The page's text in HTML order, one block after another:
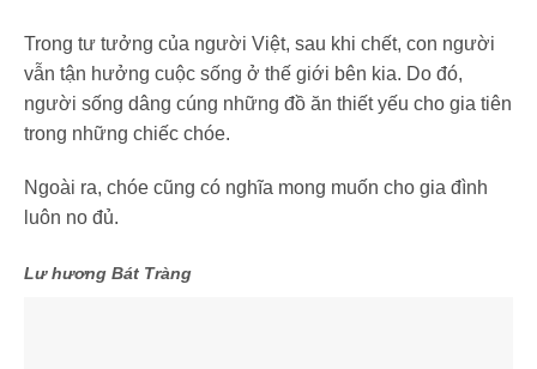
Trong tư tưởng của người Việt, sau khi chết, con người
vẫn tận hưởng cuộc sống ở thế giới bên kia. Do đó,
người sống dâng cúng những đồ ăn thiết yếu cho gia tiên
trong những chiếc chóe.
Ngoài ra, chóe cũng có nghĩa mong muốn cho gia đình
luôn no đủ.
Lư hương Bát Tràng